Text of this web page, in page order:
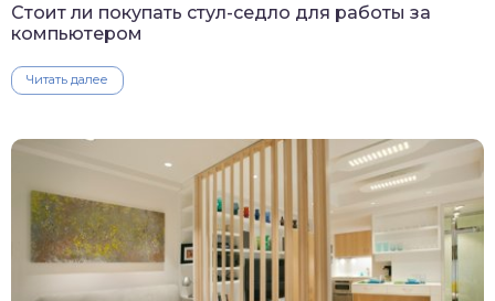
Стоит ли покупать стул-седло для работы за
компьютером
Читать далее